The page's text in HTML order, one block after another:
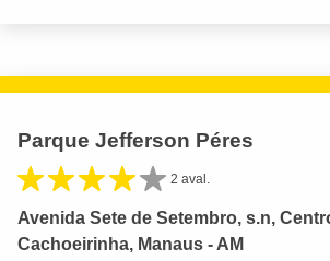
Parque Jefferson Péres
2 aval.
Avenida Sete de Setembro, s.n,
Cachoeirinha, Manaus - AM